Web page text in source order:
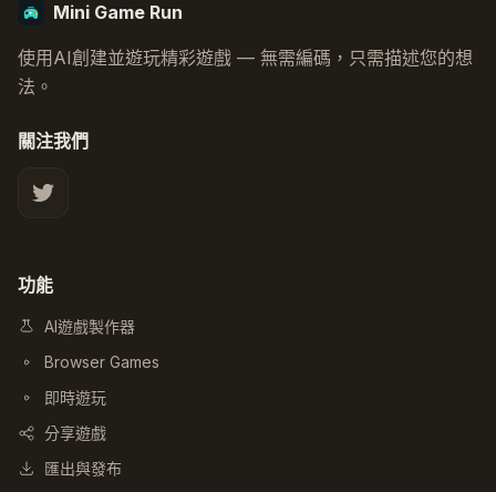
Mini Game Run
使用AI創建並遊玩精彩遊戲 — 無需編碼，只需描述您的想
法。
關注我們
功能
AI遊戲製作器
Browser Games
即時遊玩
分享遊戲
匯出與發布